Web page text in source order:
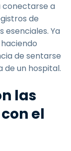
conectarse a
de
esenciales. Ya
de sentarse
un hospital.
las
el